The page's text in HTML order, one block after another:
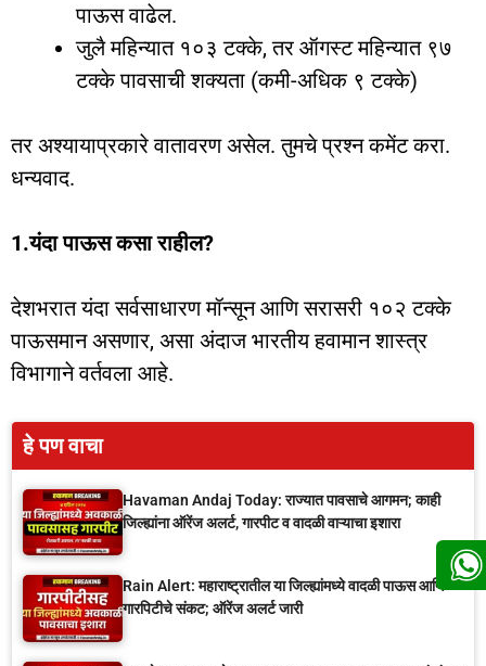
पाऊस वाढेल.
जुलै महिन्यात १०३ टक्के, तर ऑगस्ट महिन्यात ९७
टक्के पावसाची शक्यता (कमी-अधिक ९ टक्के)
तर अश्यायाप्रकारे वातावरण असेल. तुमचे प्रश्न कमेंट करा.
धन्यवाद.
1.यंदा पाऊस कसा राहील?
देशभरात यंदा सर्वसाधारण मॉन्सून आणि सरासरी १०२ टक्के
पाऊसमान असणार, असा अंदाज भारतीय हवामान शास्त्र
विभागाने वर्तवला आहे.
हे पण वाचा
Havaman Andaj Today: राज्यात पावसाचे आगमन; काही
जिल्ह्यांना ऑरेंज अलर्ट, गारपीट व वादळी वाऱ्याचा इशारा
Rain Alert: महाराष्ट्रातील या जिल्ह्यांमध्ये वादळी पाऊस आणि
गारपिटीचे संकट; ऑरेंज अलर्ट जारी